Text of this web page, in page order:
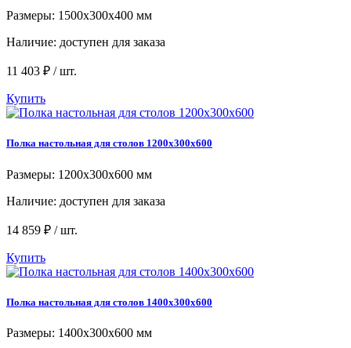
Размеры: 1500x300x400 мм
Наличие: доступен для заказа
11 403 ₽ / шт.
Купить
Полка настольная для столов 1200х300х600
Размеры: 1200х300х600 мм
Наличие: доступен для заказа
14 859 ₽ / шт.
Купить
Полка настольная для столов 1400х300х600
Размеры: 1400х300х600 мм